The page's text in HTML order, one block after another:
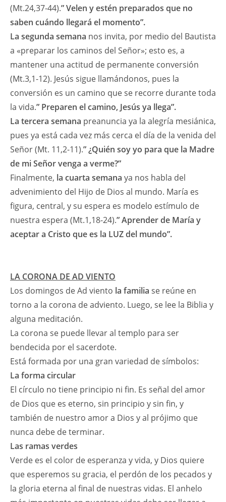
(Mt.24,37-44).” Velen y estén preparados que no
saben cuándo llegará el momento”.
La segunda semana nos invita, por medio del Bautista
a «preparar los caminos del Señor»; esto es, a
mantener una actitud de permanente conversión
(Mt.3,1-12). Jesús sigue llamándonos, pues la
conversión es un camino que se recorre durante toda
la vida.” Preparen el camino, Jesús ya llega”.
La tercera semana preanuncia ya la alegría mesiánica,
pues ya está cada vez más cerca el día de la venida del
Señor (Mt. 11,2-11).” ¿Quién soy yo para que la Madre
de mi Señor venga a verme?”
Finalmente, la cuarta semana ya nos habla del
advenimiento del Hijo de Dios al mundo. María es
figura, central, y su espera es modelo estímulo de
nuestra espera (Mt.1,18-24).” Aprender de María y
aceptar a Cristo que es la LUZ del mundo”.
LA CORONA DE AD VIENTO
Los domingos de Ad viento la familia se reúne en
torno a la corona de adviento. Luego, se lee la Biblia y
alguna meditación.
La corona se puede llevar al templo para ser
bendecida por el sacerdote.
Está formada por una gran variedad de símbolos:
La forma circular
El círculo no tiene principio ni fin. Es señal del amor
de Dios que es eterno, sin principio y sin fin, y
también de nuestro amor a Dios y al prójimo que
nunca debe de terminar.
Las ramas verdes
Verde es el color de esperanza y vida, y Dios quiere
que esperemos su gracia, el perdón de los pecados y
la gloria eterna al final de nuestras vidas. El anhelo